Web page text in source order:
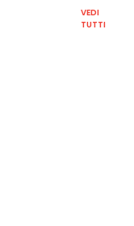
VEDI
TUTTI